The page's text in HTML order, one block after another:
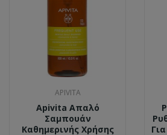
APIVITA
Apivita Απαλό
Σαμπουάν
Καθημερινής Χρήσης